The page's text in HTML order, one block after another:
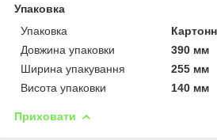
Упаковка
Упаковка
Довжина упаковки
390 мм
Ширина упакування
255 мм
Висота упаковки
140 мм
Приховати